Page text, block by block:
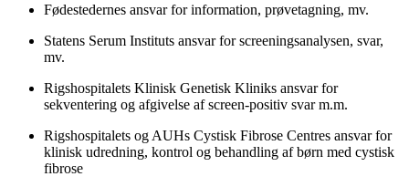
Fødestedernes ansvar for information, prøvetagning, mv.
Statens Serum Instituts ansvar for screeningsanalysen, svar,
mv.
Rigshospitalets Klinisk Genetisk Kliniks ansvar for
sekventering og afgivelse af screen-positiv svar m.m.
Rigshospitalets og AUHs Cystisk Fibrose Centres ansvar for
klinisk udredning, kontrol og behandling af børn med cystisk
fibrose